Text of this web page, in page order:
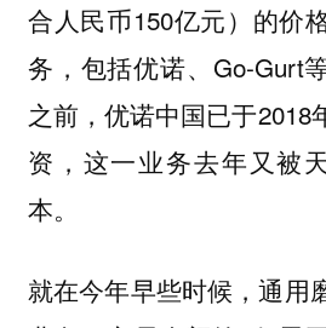
合人民币150亿元）的价
务，包括优诺、Go-Gurt
之前，优诺中国已于2018
资，这一业务去年又被
本。
就在今年早些时候，通用